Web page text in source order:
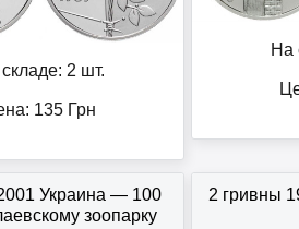
2 шт.
135 Грн
На
Украина — 100
зоопарку
2 гривны